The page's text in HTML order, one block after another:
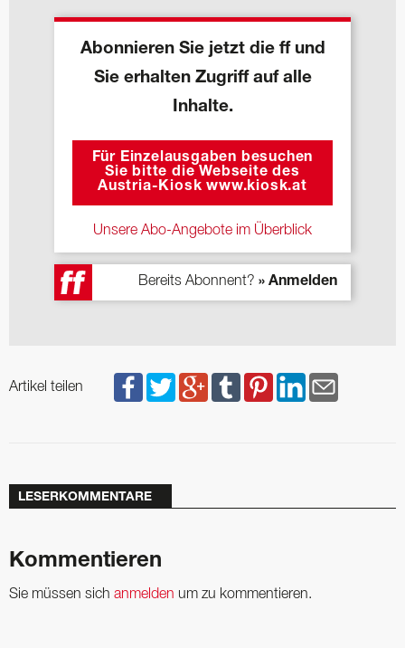
Abonnieren Sie jetzt die ff und
Sie erhalten Zugriff auf alle
Inhalte.
Für Einzelausgaben besuchen
Sie bitte die Webseite des
Austria-Kiosk www.kiosk.at
Unsere Abo-Angebote im Überblick
Bereits Abonnent? » Anmelden
Artikel teilen
LESERKOMMENTARE
Kommentieren
Sie müssen sich anmelden um zu kommentieren.